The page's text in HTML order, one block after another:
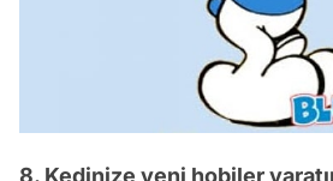
8. Kedinize yeni hobiler